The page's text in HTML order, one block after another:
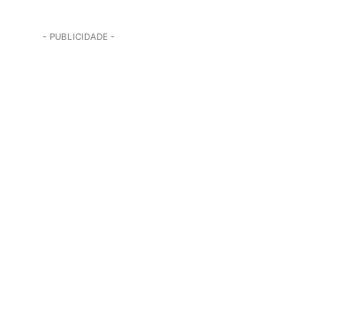
- PUBLICIDADE -